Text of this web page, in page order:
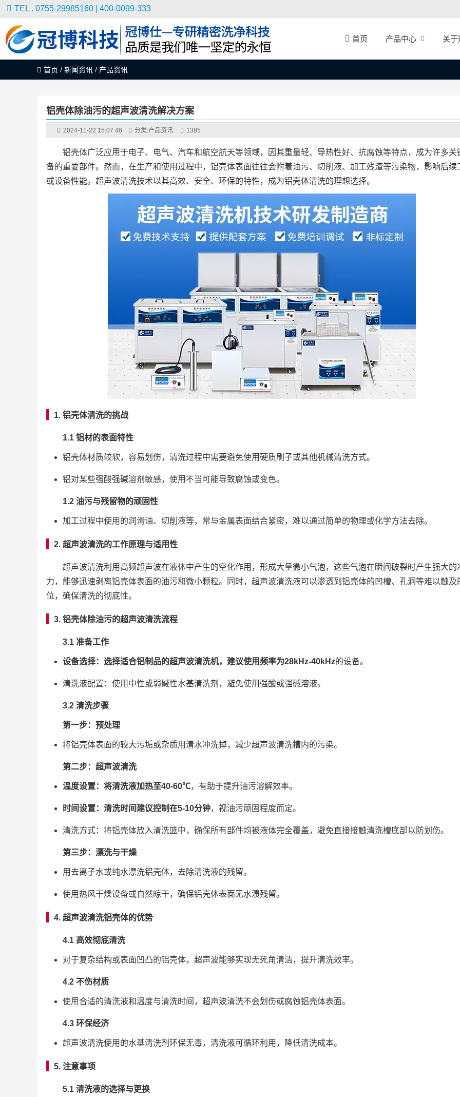
TEL . 0755-29985160 | 400-0099-333
首页 产品中心 关于
首页 / 新闻资讯 / 产品资讯
铝壳体除油污的超声波清洗解决方案
2024-11-22 15:07:46 分类:产品资讯 1385
铝壳体广泛应用于电子、电气、汽车和航空航天等领域，因其重量轻、导热性好、抗腐蚀等特点，成为许多关
备的重要部件。然而，在生产和使用过程中，铝壳体表面往往会附着油污、切削液、加工残渣等污染物，影响后续
或设备性能。超声波清洗技术以其高效、安全、环保的特性，成为铝壳体清洗的理想选择。
1. 铝壳体清洗的挑战
1.1 铝材的表面特性
铝壳体材质较软，容易划伤，清洗过程中需要避免使用硬质刷子或其他机械清洗方式。
铝对某些强酸强碱溶剂敏感，使用不当可能导致腐蚀或变色。
1.2 油污与残留物的顽固性
加工过程中使用的润滑油、切削液等，常与金属表面结合紧密，难以通过简单的物理或化学方法去除。
2. 超声波清洗的工作原理与适用性
超声波清洗利用高频超声波在液体中产生的空化作用，形成大量微小气泡，这些气泡在瞬间破裂时产生强大的
力，能够迅速剥离铝壳体表面的油污和微小颗粒。同时，超声波清洗液可以渗透到铝壳体的凹槽、孔洞等难以触及
位，确保清洗的彻底性。
3. 铝壳体除油污的超声波清洗流程
3.1 准备工作
设备选择： 选择适合铝制品的超声波清洗机，建议使用频率为28kHz-40kHz的设备。
清洗液配置：使用中性或弱碱性水基清洗剂，避免使用强酸或强碱溶液。
3.2 清洗步骤
第一步：预处理
将铝壳体表面的较大污垢或杂质用清水冲洗掉，减少超声波清洗槽内的污染。
第二步：超声波清洗
温度设置： 将清洗液加热至40-60℃，有助于提升油污溶解效率。
时间设置： 清洗时间建议控制在5-10分钟，视油污顽固程度而定。
清洗方式：将铝壳体放入清洗篮中，确保所有部件均被液体完全覆盖，避免直接接触清洗槽底部以防划伤。
第三步：漂洗与干燥
用去离子水或纯水漂洗铝壳体，去除清洗液的残留。
使用热风干燥设备或自然晾干，确保铝壳体表面无水渍残留。
4. 超声波清洗铝壳体的优势
4.1 高效彻底清洗
对于复杂结构或表面凹凸的铝壳体，超声波能够实现无死角清洁，提升清洗效率。
4.2 不伤材质
使用合适的清洗液和温度与清洗时间，超声波清洗不会划伤或腐蚀铝壳体表面。
4.3 环保经济
超声波清洗使用的水基清洗剂环保无毒，清洗液可循环利用，降低清洗成本。
5. 注意事项
5.1 清洗液的选择与更换